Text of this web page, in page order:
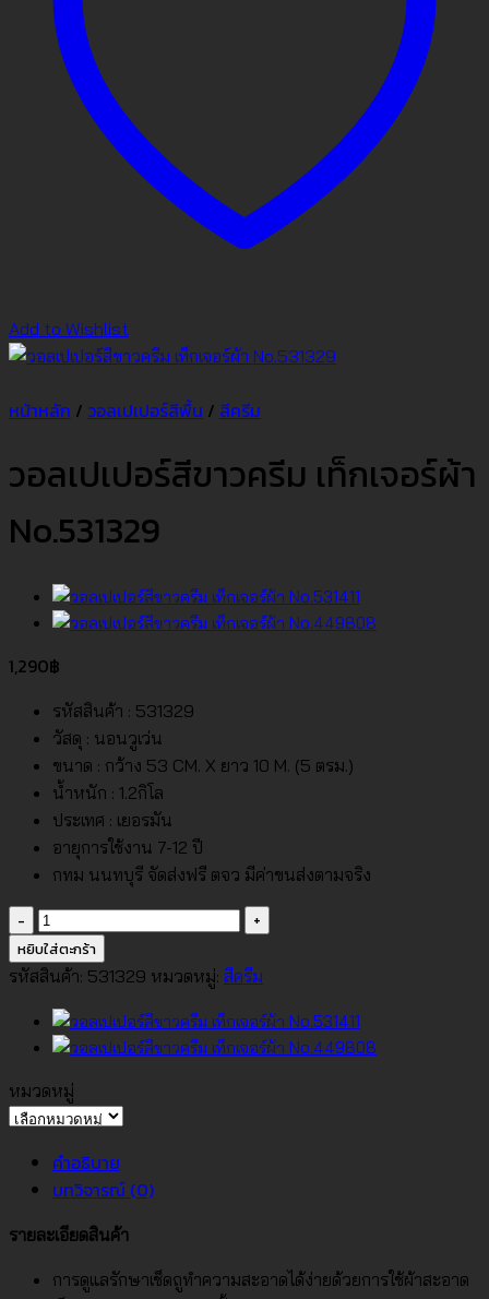
Add to Wishlist
หน้าหลัก / วอลเปเปอร์สีพื้น / สีครีม
วอลเปเปอร์สีขาวครีม เท็กเจอร์ผ้า
No.531329
1,290฿
รหัสสินค้า : 531329
วัสดุ : นอนวูเว่น
ขนาด : กว้าง 53 CM. X ยาว 10 M. (5 ตรม.)
น้ำหนัก : 1.2กิโล
ประเทศ : เยอรมัน
อายุการใช้งาน 7-12 ปี
กทม นนทบุรี จัดส่งฟรี ตจว มีค่าขนส่งตามจริง
จำนวน
วอลเปเปอร์
สี
ครีม
เท็ก
เจอร์
ผ้า
ชิ้น
หยิบใส่ตะกร้า
รหัสสินค้า: 531329 หมวดหมู่: สีครีม
หมวดหมู่
หมวด
คำอธิบาย
บทวิจารณ์ (0)
รายละเอียดสินค้า
การดูแลรักษาเช็ดถูทำความสะอาดได้ง่ายด้วยการใช้ผ้าสะอาด